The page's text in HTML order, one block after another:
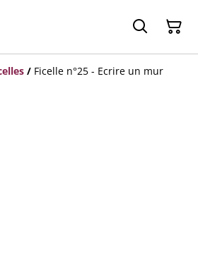
/ Ficelle n°25 - Ecrire un mur